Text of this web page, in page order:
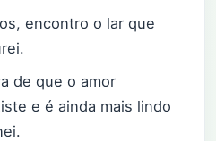
encontro o lar que
de que o amor
e é ainda mais lindo